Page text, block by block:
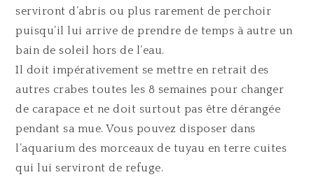
serviront d’abris ou plus rarement de perchoir
puisqu’il lui arrive de prendre de temps à autre un
bain de soleil hors de l’eau.
Il doit impérativement se mettre en retrait des
autres crabes toutes les 8 semaines pour changer
de carapace et ne doit surtout pas être dérangée
pendant sa mue. Vous pouvez disposer dans
l’aquarium des morceaux de tuyau en terre cuites
qui lui serviront de refuge.